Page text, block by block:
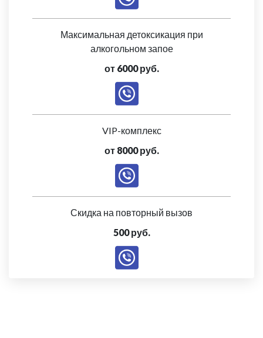
Максимальная детоксикация при
алкогольном запое
от 6000 руб.
VIP-комплекс
от 8000 руб.
Скидка на повторный вызов
500 руб.